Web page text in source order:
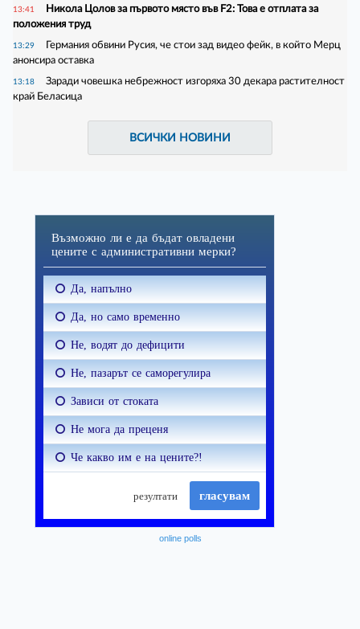
13:41
Никола Цолов за първото място във F2: Това е отплата за
положения труд
13:29
Германия обвини Русия, че стои зад видео фейк, в който Мерц
анонсира оставка
13:18
Заради човешка небрежност изгоряха 30 декара растителност
край Беласица
ВСИЧКИ НОВИНИ
online polls